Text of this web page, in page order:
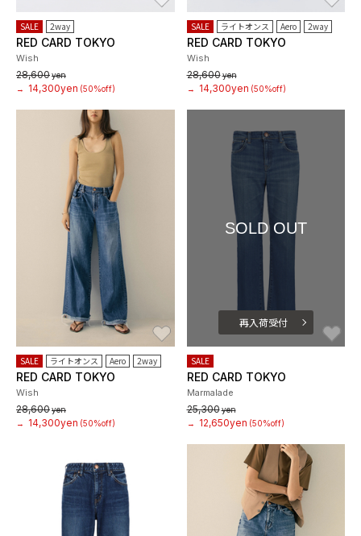
SALE 2way
RED CARD TOKYO
Wish
28,600yen
→
14,300yen (50%off)
SALE ライトオンス Aero 2way
RED CARD TOKYO
Wish
28,600yen
→
14,300yen (50%off)
SALE ライトオンス Aero 2way
RED CARD TOKYO
Wish
28,600yen
→
14,300yen (50%off)
SOLD OUT
再入荷受付
SALE
RED CARD TOKYO
Marmalade
25,300yen
→
12,650yen (50%off)